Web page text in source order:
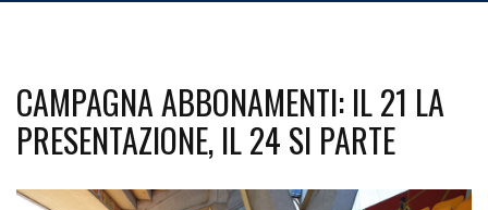
CAMPAGNA ABBONAMENTI: IL 21 LA
PRESENTAZIONE, IL 24 SI PARTE